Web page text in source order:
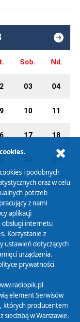
Sob. Nd.
03 04
10 11
17 18
25
01 02
i podobnych
oraz w celu
potrzeb
z nami
aplikacji
internetu
Korzystanie z
ustawień dotyczących
urządzenia.
prywatności
element Serwisów
których producentem
siedzibą w Warszawie.